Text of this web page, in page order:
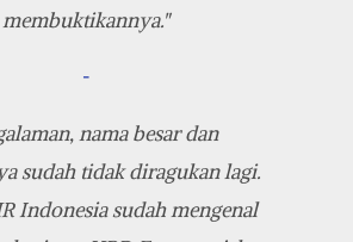
membuktikannya."
-
nama besar dan
sudah tidak diragukan lagi.
Indonesia sudah mengenal